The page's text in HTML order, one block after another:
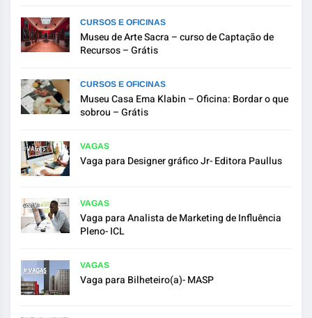
CURSOS E OFICINAS
Museu de Arte Sacra – curso de Captação de
Recursos – Grátis
CURSOS E OFICINAS
Museu Casa Ema Klabin – Oficina: Bordar o que
sobrou – Grátis
VAGAS
Vaga para Designer gráfico Jr- Editora Paullus
VAGAS
Vaga para Analista de Marketing de Influência
Pleno- ICL
VAGAS
Vaga para Bilheteiro(a)- MASP